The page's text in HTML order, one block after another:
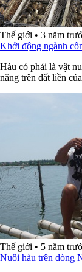
Thế giới • 3 năm
Khởi động ngành
Hàu có phải là vật
năng trên đất liền
Thế giới • 5 năm
Nuôi hàu trên dòng